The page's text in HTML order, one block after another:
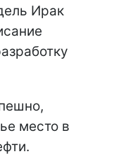
Ирак
место в